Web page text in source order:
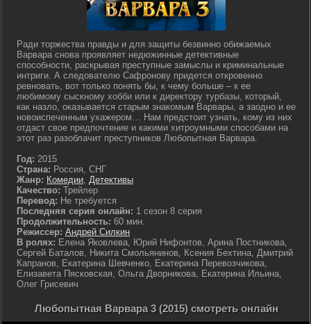
Ради торжества правды и для защиты безвинно обижаемых
Варвара снова проявляет недюжинные детективные
способности, раскрывая преступные замыслы и криминальные
интриги. А следователю Сафронову придется откровенно
ревновать, вот только понять бы, к чему больше – к ее
любимому сыскному хобби или к директору турбазы, который,
как назло, оказывается старым знакомым Варвары, а заодно и ее
новоиспеченным ухажером… Нам предстоит узнать, кому из них
отдаст свое предпочтение и какими хитроумными способами на
этот раз разоблачит преступников Любопытная Варвара.
Год: 2015
Страна: Россия, СНГ
Жанр: Комедии, Детективы
Качество: Трейлер
Перевод: Не требуется
Последняя серия онлайн: 1 сезон 8 серия
Продолжительность: 60 мин.
Режиссер: Андрей Силкин
В ролях: Елена Яковлева, Юрий Нифонтов, Арина Постникова,
Сергей Баталов, Никита Смольянинов, Ксения Бехтина, Дмитрий
Капранов, Екатерина Шевченко, Екатерина Перевозчикова,
Елизавета Пясковская, Ольга Дворникова, Екатерина Ильина,
Олег Грисевич
Любопытная Варвара 3 (2015) смотреть онлайн